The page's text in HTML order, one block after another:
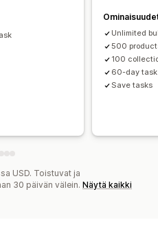
Unlimited
500
100
60-day
Save tasks
USD. Toistuvat ja
30 päivän välein. Näytä kaikki